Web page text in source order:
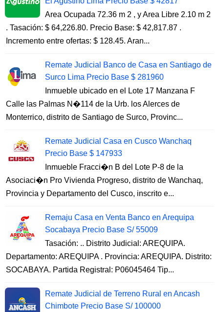
Area Ocupada 72.36 m 2 , y Area Libre 2.10 m 2
. Tasación: $ 64,226.80. Precio Base: $ 42,817.87 .
Incremento entre ofertas: $ 128.45. Aran...
Remate Judicial Banco de Casa en Santiago de
Surco Lima Precio Base $ 281960
Inmueble ubicado en el Lote 17 Manzana F
Calle las Palmas N�114 de la Urb. los Alerces de
Monterrico, distrito de Santiago de Surco, Provinc...
Remate Judicial Casa en Cusco Wanchaq
Precio Base $ 147933
Inmueble Fracci�n B del Lote P-8 de la
Asociaci�n Pro Vivienda Progreso, distrito de Wanchaq,
Provincia y Departamento del Cusco, inscrito e...
Remaju Casa en Venta Banco en Arequipa
Socabaya Precio Base S/ 55009
Tasación: .. Distrito Judicial: AREQUIPA.
Departamento: AREQUIPA . Provincia: AREQUIPA. Distrito:
SOCABAYA. Partida Registral: P06045464 Tip...
Remate Judicial de Terreno Rural en Ancash
Chimbote Precio Base S/ 100000